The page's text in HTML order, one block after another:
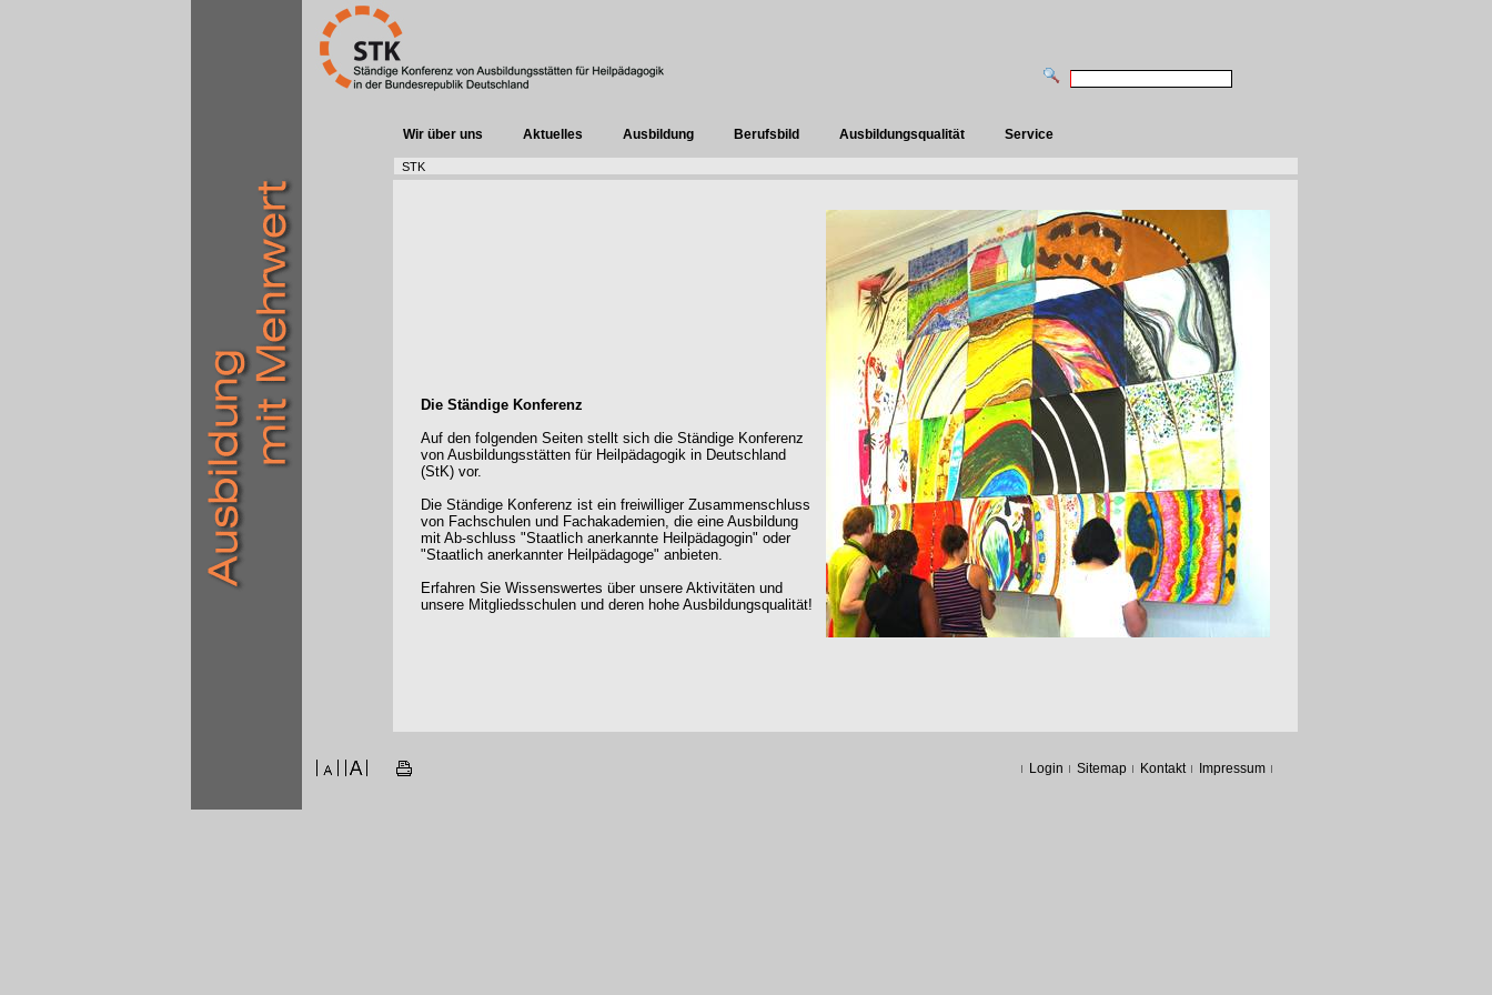
Wir über uns Aktuelles Ausbildung Berufsbild Ausbildungsqualität Service
STK
Die Ständige Konferenz
Auf den folgenden Seiten stellt sich die Ständige Konferenz
von Ausbildungsstätten für Heilpädagogik in Deutschland
(StK) vor.
Die Ständige Konferenz ist ein freiwilliger Zusammenschluss
von Fachschulen und Fachakademien, die eine Ausbildung
mit Ab-schluss "Staatlich anerkannte Heilpädagogin" oder
"Staatlich anerkannter Heilpädagoge" anbieten.
Erfahren Sie Wissenswertes über unsere Aktivitäten und
unsere Mitgliedsschulen und deren hohe Ausbildungsqualität!
Login Sitemap Kontakt Impressum